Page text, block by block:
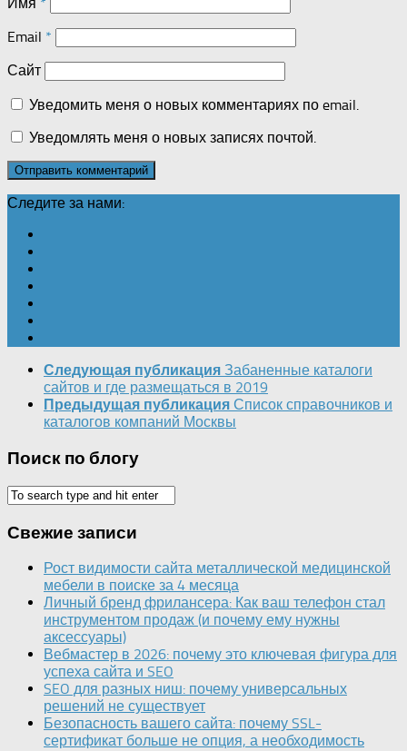
Имя *
Email *
Сайт
Уведомить меня о новых комментариях по email.
Уведомлять меня о новых записях почтой.
Следите за нами:
Следующая публикация Забаненные каталоги
сайтов и где размещаться в 2019
Предыдущая публикация Список справочников и
каталогов компаний Москвы
Поиск по блогу
Свежие записи
Рост видимости сайта металлической медицинской
мебели в поиске за 4 месяца
Личный бренд фрилансера: Как ваш телефон стал
инструментом продаж (и почему ему нужны
аксессуары)
Вебмастер в 2026: почему это ключевая фигура для
успеха сайта и SEO
SEO для разных ниш: почему универсальных
решений не существует
Безопасность вашего сайта: почему SSL-
сертификат больше не опция, а необходимость